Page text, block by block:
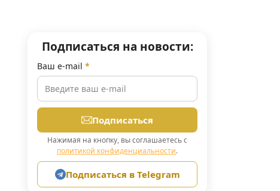
Подписаться на новости:
Ваш e-mail *
Подписаться
Нажимая на кнопку, вы соглашаетесь с
политикой конфиденциальности.
Подписаться в Telegram